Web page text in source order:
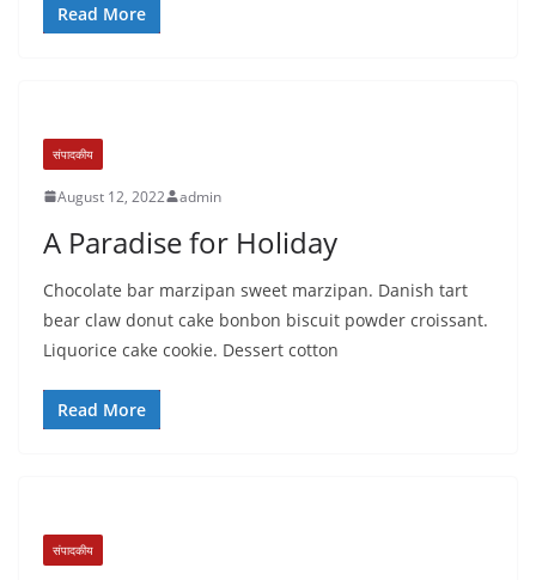
Read More
संपादकीय
August 12, 2022 admin
A Paradise for Holiday
Chocolate bar marzipan sweet marzipan. Danish tart
bear claw donut cake bonbon biscuit powder croissant.
Liquorice cake cookie. Dessert cotton
Read More
संपादकीय